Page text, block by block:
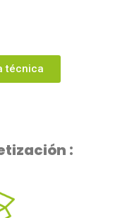
técnica
: